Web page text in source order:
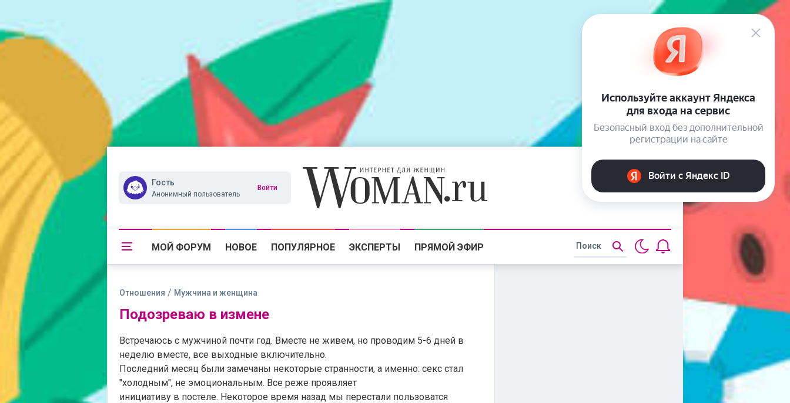
Гость
Анонимный пользователь
Войти
МОЙ ФОРУМ НОВОЕ ПОПУЛЯРНОЕ ЭКСПЕРТЫ ПРЯМОЙ ЭФИР
Отношения / Мужчина и женщина
Подозреваю в измене
Встречаюсь с мужчиной почти год. Вместе не живем, но проводим 5-6 дней в
неделю вместе, все выходные включительно.
Последний месяц были замечаны некоторые странности, а именно: секс стал
"холодным", не эмоциональным. Все реже проявляет
инициативу в постеле. Некоторое время назад мы перестали пользоватся